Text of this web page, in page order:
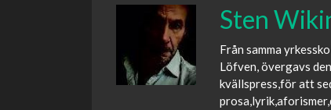
Sten
Från samma
Löfven, övergavs
kvällspress,för att